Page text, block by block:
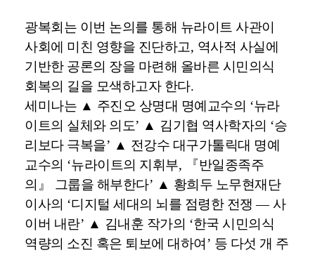
광복회는 이번 논의를 통해 뉴라이트 사관이
사회에 미친 영향을 진단하고, 역사적 사실에
기반한 공론의 장을 마련해 올바른 시민의식
회복의 길을 모색하고자 한다.
세미나는 ▲ 주진오 상명대 명예교수의 ‘뉴라
이트의 실체와 의도’ ▲ 김기협 역사학자의 ‘승
리보다 극복을’ ▲ 전강수 대구가톨릭대 명예
교수의 ‘뉴라이트의 지휘부, 『반일종족주
의 』 그룹을 해부한다’ ▲ 황희두 노무현재단
이사의 ‘디지털 세대의 뇌를 점령한 전쟁— 사
이버 내란’ ▲ 김내훈 작가의 ‘한국 시민의식
역량의 소진 혹은 퇴보에 대하여 ’ 등 다섯 개 주